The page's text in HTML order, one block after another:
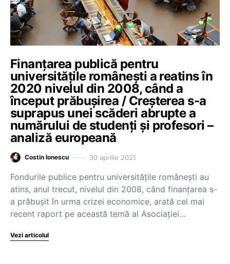
Finanțarea publică pentru
universitățile românești a reatins în
2020 nivelul din 2008, când a
început prăbușirea / Creșterea s-a
suprapus unei scăderi abrupte a
numărului de studenți și profesori –
analiză europeană
Costin Ionescu 30 aprilie 2021
Fondurile publice pentru universitățile românești au
atins, anul trecut, nivelul din 2008, când finanțarea s-
a prăbușit în urma crizei economice, arată cel mai
recent raport pe această temă al Asociației…
Vezi articolul